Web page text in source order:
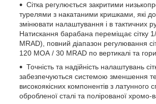
Сітка регулюється закритими
турелями з накатаними кришками, які
змінювати налаштування і в тактичних
Натискання барабана переміщає сітку
MRAD), повний діапазон регулювання
120 МОА / 30 MRAD по вертикалі та
Точність та надійність налаштувань
забезпечуються системою зменшення
високоякісних компонентів з латунного
обробленої сталі та полірованої хромо-